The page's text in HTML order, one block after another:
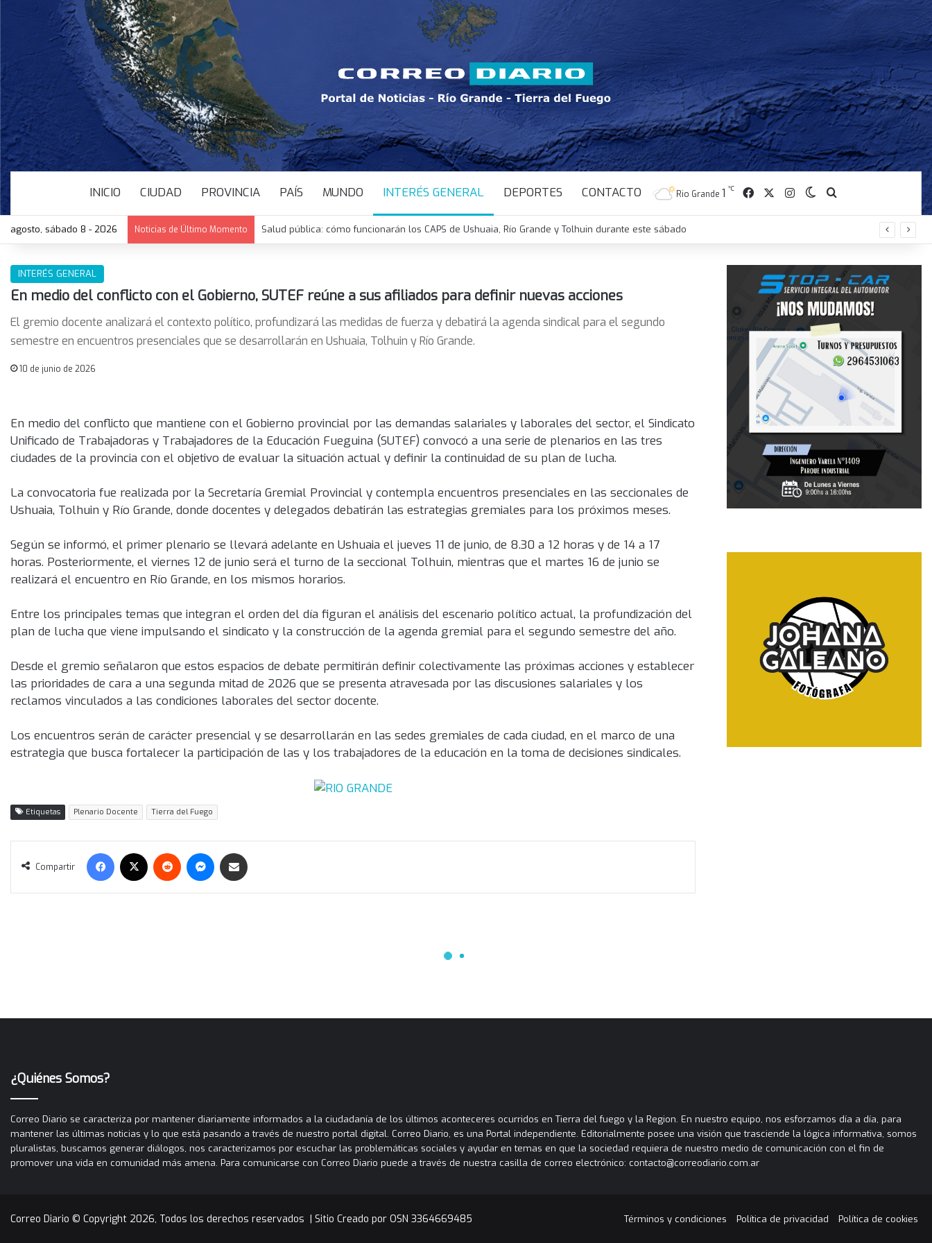
INICIO CIUDAD PROVINCIA PAÍS MUNDO INTERÉS GENERAL DEPORTES CONTACTO Rio Grande 1 ℃ FacebookInstagramSwitch skin
Buscar
agosto, sábado 8 - 2026 Noticias de Último Momento Salud pública: cómo funcionarán los CAPS de Ushuaia, Río Grande y Tolhuin durante este sábado
INTERÉS GENERAL
En medio del conflicto con el Gobierno, SUTEF reúne a sus afiliados para definir nuevas acciones
El gremio docente analizará el contexto político, profundizará las medidas de fuerza y debatirá la agenda sindical para el segundo
semestre en encuentros presenciales que se desarrollarán en Ushuaia, Tolhuin y Río Grande.
10 de junio de 2026
En medio del conflicto que mantiene con el Gobierno provincial por las demandas salariales y laborales del sector, el Sindicato
Unificado de Trabajadoras y Trabajadores de la Educación Fueguina (SUTEF) convocó a una serie de plenarios en las tres
ciudades de la provincia con el objetivo de evaluar la situación actual y definir la continuidad de su plan de lucha.
La convocatoria fue realizada por la Secretaría Gremial Provincial y contempla encuentros presenciales en las seccionales de
Ushuaia, Tolhuin y Río Grande, donde docentes y delegados debatirán las estrategias gremiales para los próximos meses.
Según se informó, el primer plenario se llevará adelante en Ushuaia el jueves 11 de junio, de 8.30 a 12 horas y de 14 a 17
horas. Posteriormente, el viernes 12 de junio será el turno de la seccional Tolhuin, mientras que el martes 16 de junio se
realizará el encuentro en Río Grande, en los mismos horarios.
Entre los principales temas que integran el orden del día figuran el análisis del escenario político actual, la profundización del
plan de lucha que viene impulsando el sindicato y la construcción de la agenda gremial para el segundo semestre del año.
Desde el gremio señalaron que estos espacios de debate permitirán definir colectivamente las próximas acciones y establecer
las prioridades de cara a una segunda mitad de 2026 que se presenta atravesada por las discusiones salariales y los
reclamos vinculados a las condiciones laborales del sector docente.
Los encuentros serán de carácter presencial y se desarrollarán en las sedes gremiales de cada ciudad, en el marco de una
estrategia que busca fortalecer la participación de las y los trabajadores de la educación en la toma de decisiones sindicales.
Etiquetas Plenario Docente Tierra del Fuego
Compartir
Facebook Reddit Messenger
¿Quiénes Somos?
Correo Diario se caracteriza por mantener diariamente informados a la ciudadanía de los últimos aconteceres ocurridos en Tierra del fuego y la Region. En nuestro equipo, nos esforzamos día a día, para
mantener las últimas noticias y lo que está pasando a través de nuestro portal digital. Correo Diario, es una Portal independiente. Editorialmente posee una visión que trasciende la lógica informativa, somos
pluralistas, buscamos generar diálogos, nos caracterizamos por escuchar las problemáticas sociales y ayudar en temas en que la sociedad requiera de nuestro medio de comunicación con el fin de
promover una vida en comunidad más amena. Para comunicarse con Correo Diario puede a través de nuestra casilla de correo electrónico: contacto@correodiario.com.ar
Correo Diario © Copyright 2026, Todos los derechos reservados | Sitio Creado por OSN 3364669485 Términos y condiciones Política de privacidad Política de cookies